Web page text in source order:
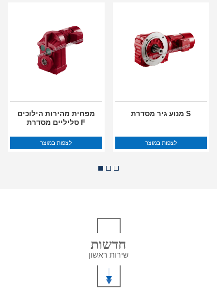
מפחית מהירות הילוכים
סליליים מסדרת F
לצפות במוצר
מנוע גיר מסדרת S
לצפות במוצר
חדשות
שירות ראשון